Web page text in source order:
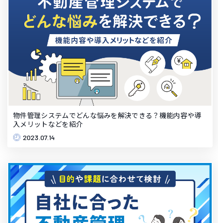
物件管理システムでどんな悩みを解決できる？機能内容や導
入メリットなどを紹介
2023.07.14